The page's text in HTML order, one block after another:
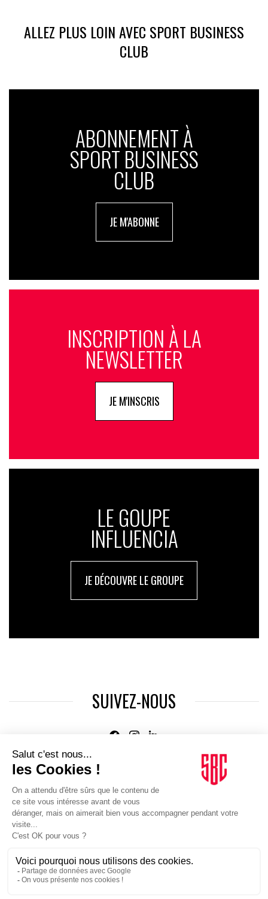
ALLEZ PLUS LOIN AVEC SPORT BUSINESS
CLUB
ABONNEMENT À
SPORT BUSINESS
CLUB
JE M'ABONNE
INSCRIPTION À LA
NEWSLETTER
JE M'INSCRIS
LE GOUPE
INFLUENCIA
JE DÉCOUVRE LE GROUPE
SUIVEZ-NOUS
Agence web:Novius